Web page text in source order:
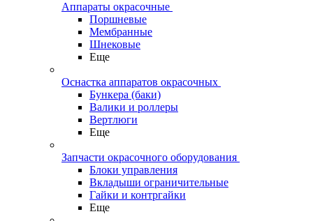
Аппараты окрасочные
Поршневые
Мембранные
Шнековые
Еще
Оснастка аппаратов окрасочных
Бункера (баки)
Валики и роллеры
Вертлюги
Еще
Запчасти окрасочного оборудования
Блоки управления
Вкладыши ограничительные
Гайки и контргайки
Еще